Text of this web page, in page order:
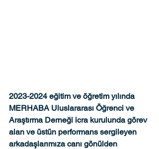
2023-2024 eğitim ve öğretim yılında
MERHABA Uluslararası Öğrenci ve
Araştırma Derneği icra kurulunda görev
alan ve üstün performans sergileyen
arkadaşlarımıza canı gönülden